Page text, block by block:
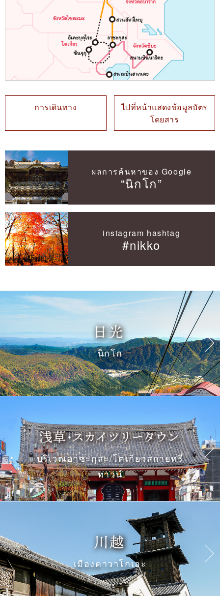
การเดินทาง
ไปที่หน้าแสดงข้อมูลบัตร
โดยสาร
ผลการค้นหาของ Google
“นิกโก”
instagram hashtag
#nikko
นิกโก
บริเวณอาซะกุสะ/โตเกียวสกายทรี
ทาวน์
เมืองคาวาโกเอะ